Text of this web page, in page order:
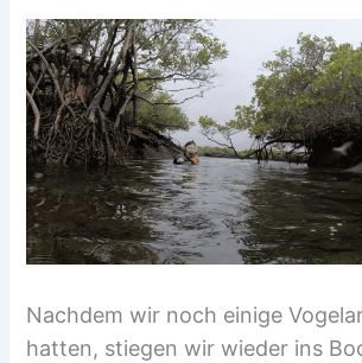
Nachdem wir noch einige
hatten, stiegen wir wieder ins